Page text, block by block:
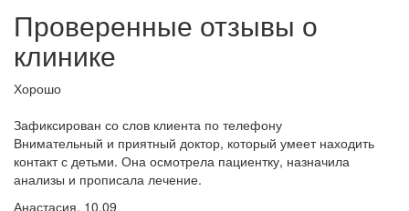
Проверенные отзывы о
клинике
Хорошо
Зафиксирован со слов клиента по телефону
Внимательный и приятный доктор, который умеет находить
контакт с детьми. Она осмотрела пациентку, назначила
анализы и прописала лечение.
Анастасия, 10.09